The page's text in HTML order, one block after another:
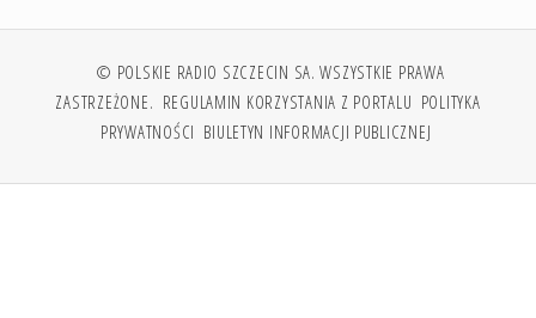
© POLSKIE RADIO SZCZECIN SA. WSZYSTKIE PRAWA
ZASTRZEŻONE. REGULAMIN KORZYSTANIA Z PORTALU POLITYKA
PRYWATNOŚCI BIULETYN INFORMACJI PUBLICZNEJ